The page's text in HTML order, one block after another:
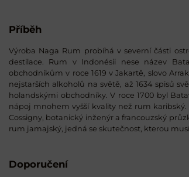
Příběh
Výroba Naga Rum probíhá v severní části
destilace. Rum v Indonésii nese název
obchodníkům v roce 1619 v Jakartě, slovo
nejstarších alkoholů na světě, až 1634 spisů
holandskými obchodníky. V roce 1700 byl
nápoj mnohem vyšší kvality než rum karibský.
Cossigny, botanický inženýr a francouzský
rum jamajský, jedná se skutečnost, kterou
Doporučení